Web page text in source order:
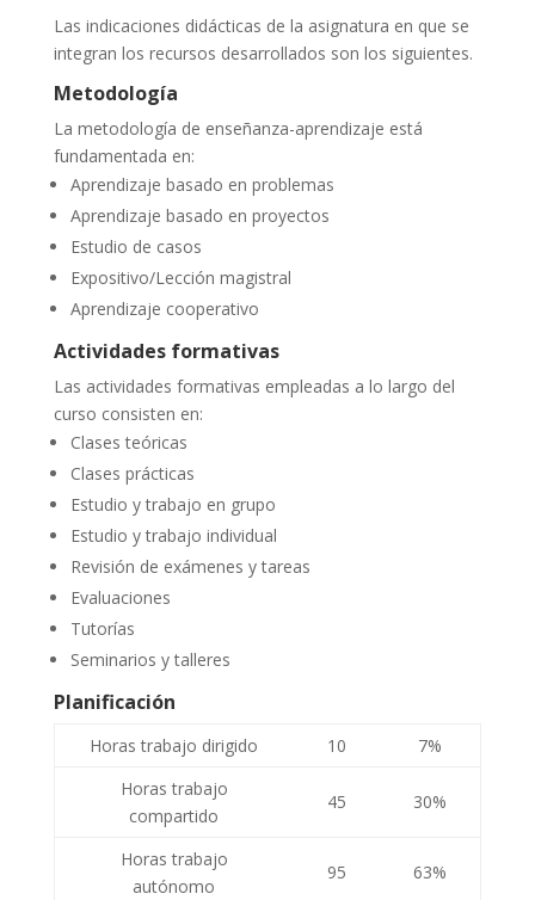
Las indicaciones didácticas de la asignatura en que se
integran los recursos desarrollados son los siguientes.
Metodología
La metodología de enseñanza-aprendizaje está
fundamentada en:
Aprendizaje basado en problemas
Aprendizaje basado en proyectos
Estudio de casos
Expositivo/Lección magistral
Aprendizaje cooperativo
Actividades formativas
Las actividades formativas empleadas a lo largo del
curso consisten en:
Clases teóricas
Clases prácticas
Estudio y trabajo en grupo
Estudio y trabajo individual
Revisión de exámenes y tareas
Evaluaciones
Tutorías
Seminarios y talleres
Planificación
Horas trabajo dirigido 10
7%
Horas trabajo
compartido
45 30%
Horas trabajo
autónomo
95 63%